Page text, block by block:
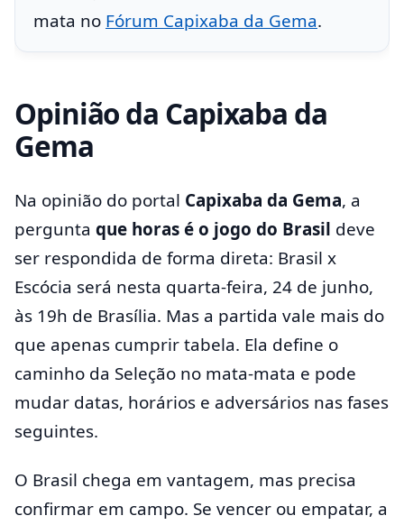
mata no Fórum Capixaba da Gema.
Opinião da Capixaba da
Gema
Na opinião do portal Capixaba da Gema, a
pergunta que horas é o jogo do Brasil deve
ser respondida de forma direta: Brasil x
Escócia será nesta quarta-feira, 24 de junho,
às 19h de Brasília. Mas a partida vale mais do
que apenas cumprir tabela. Ela define o
caminho da Seleção no mata-mata e pode
mudar datas, horários e adversários nas fases
seguintes.
O Brasil chega em vantagem, mas precisa
confirmar em campo. Se vencer ou empatar, a